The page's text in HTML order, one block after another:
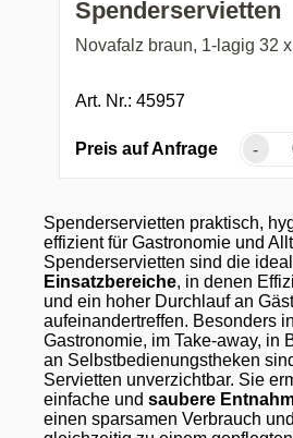
Spenderservietten
Novafalz braun, 1-lagig 32
Art. Nr.: 45957
Preis auf Anfrage -
Spenderservietten praktisch,
effizient für Gastronomie und
Spenderservietten sind die
Einsatzbereiche, in denen
und ein hoher Durchlauf an
aufeinandertreffen. Besonders
Gastronomie, im Take-away, in
an Selbstbedienungstheken
Servietten unverzichtbar. Sie
einfache und saubere
einen sparsamen Verbrauch